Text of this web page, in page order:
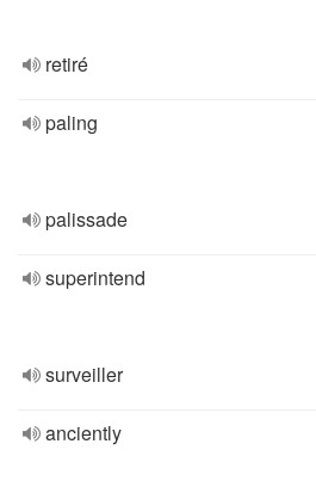
retiré
paling
palissade
superintend
surveiller
anciently